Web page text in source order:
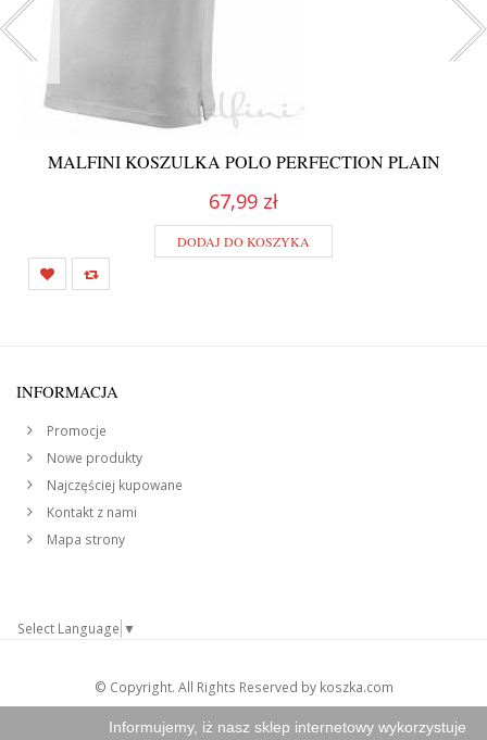
MALFINI KOSZULKA POLO PERFECTION PLAIN
67,99 zł
DODAJ DO KOSZYKA
INFORMACJA
Promocje
Nowe produkty
Najczęściej kupowane
Kontakt z nami
Mapa strony
Select Language ▼
Informujemy, iż nasz sklep internetowy wykorzystuje
© Copyright. All Rights Reserved by koszka.com